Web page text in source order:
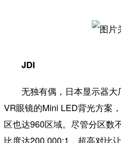
JDI
无独有偶，日本显示器大
VR眼镜的Mini LED背光方案
区也达960区域。尽管分区数
比度达200,000:1，超高对比让